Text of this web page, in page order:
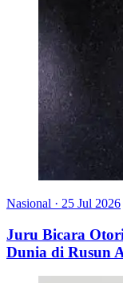
Nasional · 25 Jul 2026
Juru Bicara
Dunia di Rusun